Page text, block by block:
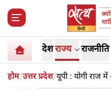
देशराज्य राजनीति
होम/उत्तर प्रदेश/यूपी : योगी राज